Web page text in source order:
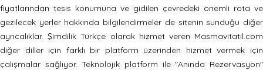
fiyatlarından tesis konumuna ve gidilen çevredeki önemli rota ve
gezilecek yerler hakkında bilgilendirmeler de sitenin sunduğu diğer
ayrıcalıklar. Şimdilik Türkçe olarak hizmet veren Masmavitatil.com
diğer diller için farklı bir platform üzerinden hizmet vermek için
çalışmalar sağlıyor. Teknolojik platform ile "Anında Rezervasyon"